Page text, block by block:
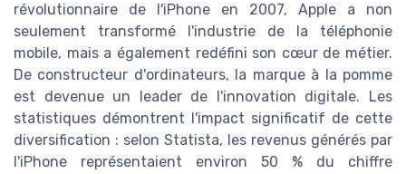
révolutionnaire de l'iPhone en 2007, Apple a non
seulement transformé l'industrie de la téléphonie
mobile, mais a également redéfini son cœur de métier.
De constructeur d'ordinateurs, la marque à la pomme
est devenue un leader de l'innovation digitale. Les
statistiques démontrent l'impact significatif de cette
diversification : selon Statista, les revenus générés par
l'iPhone représentaient environ 50 % du chiffre